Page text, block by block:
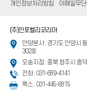
개인정보처리방침 이메일무
(주)인포벨리코리아
안양본사 : 경기도 안양시
302호
오송지점 : 충북 청주시 흥
전화 : 031-689-4141
팩스 : 031-445-6815